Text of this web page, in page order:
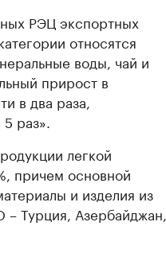
РЭЦ экспортных
относятся
воды, чай и
прирост в
в два раза,
раз».
легкой
причем основной
и изделия из
Турция, Азербайджан,